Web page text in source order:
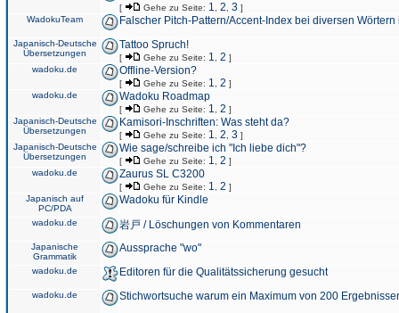
[ Gehe zu Seite: 1 2 3 ]
WadokuTeam
Falscher Pitch-Pattern/Accent-Index bei diversen
Japanisch-Deutsche
Übersetzungen
Tattoo Spruch!
[ Gehe zu Seite: 1 2 ]
wadoku.de
Offline-Version?
[ Gehe zu Seite: 1 2 ]
wadoku.de
Wadoku Roadmap
[ Gehe zu Seite: 1 2 ]
Japanisch-Deutsche
Übersetzungen
Kamisori-Inschriften: Was steht da?
[ Gehe zu Seite: 1 2 3 ]
Japanisch-Deutsche
Übersetzungen
Wie sage/schreibe ich "Ich liebe dich"?
[ Gehe zu Seite: 1 2 ]
wadoku.de
Zaurus SL C3200
[ Gehe zu Seite: 1 2 ]
Japanisch auf
PC/PDA
Wadoku für Kindle
wadoku.de 岩戸 / Löschungen von Kommentaren
Japanische
Grammatik
Aussprache "wo"
wadoku.de Editoren für die Qualitätssicherung gesucht
wadoku.de Stichwortsuche warum ein Maximum von 200